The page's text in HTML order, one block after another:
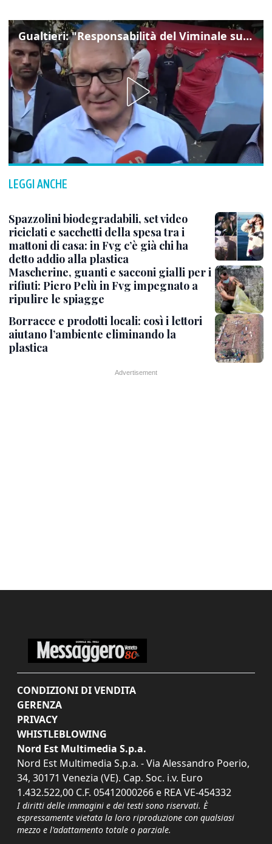
Gualtieri: "Responsabilità del Viminale su Spin Time? La posizione dei partiti è nota"
LEGGI ANCHE
Spazzolini biodegradabili, set video
riciclati e sacchetti della spesa tra i
mattoni di casa: in Fvg c’è già chi ha
detto addio alla plastica
Mascherine, guanti e sacconi gialli per i
rifiuti: Piero Pelù in Fvg impegnato a
ripulire le spiagge
Borracce e prodotti locali: così i lettori
aiutano l’ambiente eliminando la
plastica
CONDIZIONI DI VENDITA
GERENZA
PRIVACY
WHISTLEBLOWING
Nord Est Multimedia S.p.a.
Nord Est Multimedia S.p.a. - Via Alessandro Poerio,
34, 30171 Venezia (VE). Cap. Soc. i.v. Euro
1.432.522,00 C.F. 05412000266 e REA VE-454332
I diritti delle immagini e dei testi sono riservati. È
espressamente vietata la loro riproduzione con qualsiasi
mezzo e l'adattamento totale o parziale.